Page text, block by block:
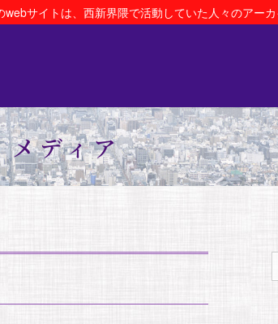
サイトは、西新界隈で活動していた人々のアーカ
メディア